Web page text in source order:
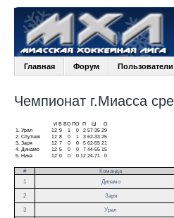
Главная Форум Пользователи
Чемпионат г.Миасса
И В ВО ПО П
О
1.
Урал 12 9 1 0 2 57-35 29
2. Спутник 12 8 0 1 3 62-33 25
3. Заря 12 7 0 0 5 62-55 21
4.
Динамо 12 5 0 0 7 44-55 15
5.
Ника 12 0 0 0 12 24-71 0
# Команда
1
Динамо
2
Заря
3
Урал